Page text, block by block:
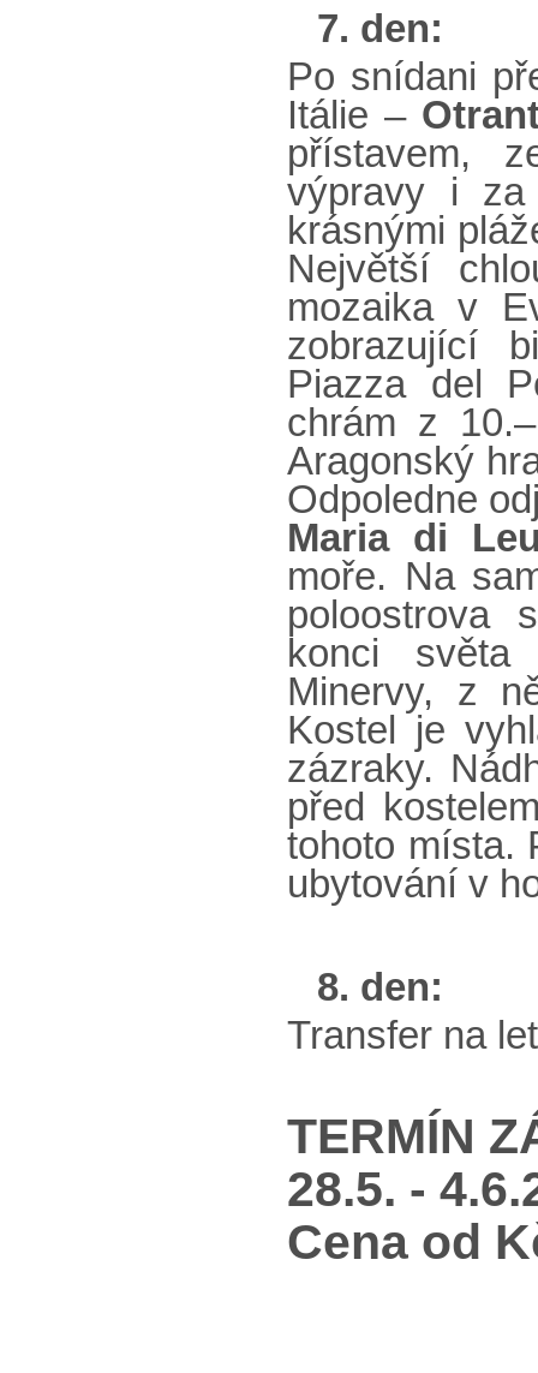
7. den:
Po snídani
Itálie –
přístavem,
výpravy i
krásnými
Největší
mozaika v
zobrazující
Piazza del
chrám z
Aragonský
Odpoledne
Maria di
moře. Na
poloostrova
konci světa
Minervy, z
Kostel je
zázraky.
před
tohoto místa.
ubytování v
8. den:
Transfer na
TERMÍN
28.5. -
Cena od